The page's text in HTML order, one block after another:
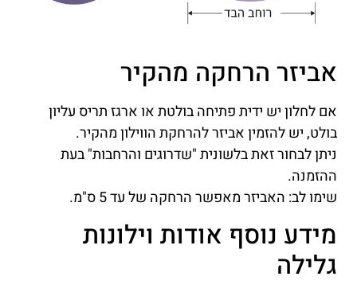
אביזר הרחקה מהקיר
אם לחלון יש ידית פתיחה בולטת או ארגז תריס עליון
בולט, יש להזמין אביזר להרחקת הווילון מהקיר.
ניתן לבחור זאת בלשונית "שדרוגים והרחבות" בעת
ההזמנה.
שימו לב: האביזר מאפשר הרחקה של עד 5 ס"מ.
מידע נוסף אודות וילונות
גלילה